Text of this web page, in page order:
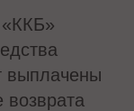
выплачены